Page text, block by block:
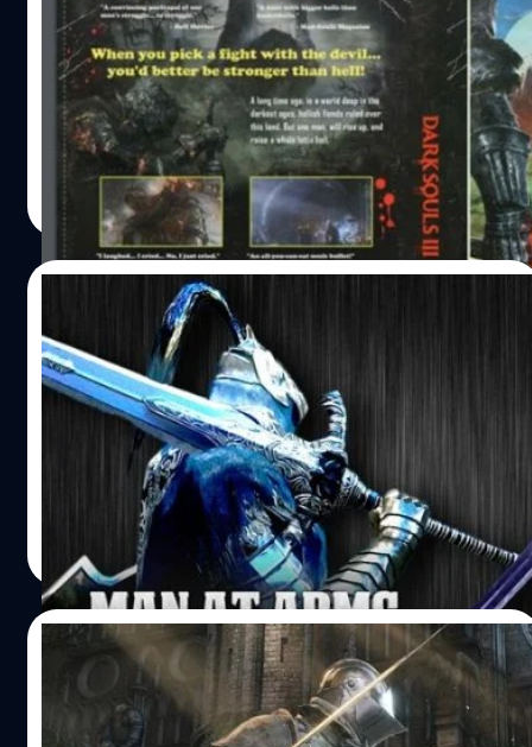
ชมหน้าปกเกมโหด Dark Souls 3 ที่ย้อนไปยุค
80 !!
เกม Dark Souls 3 ฉบับย้อนยุคจะหน้าตาเป็นอย่างไรมาดูกัน
วงศกร ปฐมชัยวัฒน์| 3768 days ago
Read More
ชมดาบในตำนานของจริงจากเกม Dark Souls
3 โดยทีมงาน Man at Arms
มาดูดาบ Great Sword of Artorias จากเกมสุดโหด Dark
วงศกร ปฐมชัยวัฒน์ | 3776 days ago
Read More
02/03/2016
มาดู 14 นาทีแรกของเกม Dark Souls 3 กันว่า
จะโหดแค่ไหน